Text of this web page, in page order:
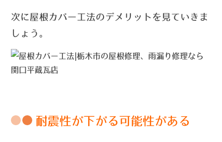
次に屋根カバー工法のデメリットを見ていきま
しょう 。
耐震性が下がる可能性がある